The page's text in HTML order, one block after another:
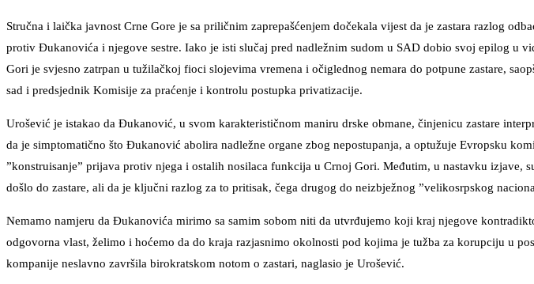
Stručna i laička javnost Crne Gore je sa priličnim zaprepašćenjem dočekala vijest da je zastara razlog
protiv Đukanovića i njegove sestre. Iako je isti slučaj pred nadležnim sudom u SAD dobio svoj epilog u
Gori je svjesno zatrpan u tužilačkoj fioci slojevima vremena i očiglednog nemara do potpune zastare,
sad i predsjednik Komisije za praćenje i kontrolu postupka privatizacije.
Urošević je istakao da Đukanović, u svom karakterističnom maniru drske obmane, činjenicu zastare
da je simptomatično što Đukanović abolira nadležne organe zbog nepostupanja, a optužuje Evropsku
”konstruisanje” prijava protiv njega i ostalih nosilaca funkcija u Crnoj Gori. Međutim, u nastavku izjave,
došlo do zastare, ali da je ključni razlog za to pritisak, čega drugog do neizbježnog ”velikosrpskog
Nemamo namjeru da Đukanovića mirimo sa samim sobom niti da utvrđujemo koji kraj njegove
odgovorna vlast, želimo i hoćemo da do kraja razjasnimo okolnosti pod kojima je tužba za korupciju u
kompanije neslavno završila birokratskom notom o zastari, naglasio je Urošević.